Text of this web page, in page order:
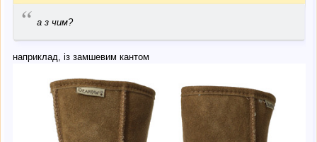
“ а з чим?
наприклад, із замшевим кантом